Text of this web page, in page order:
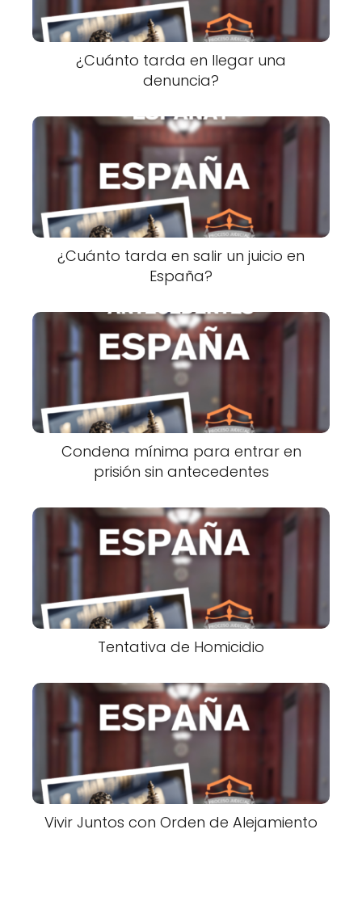
¿Cuánto tarda en llegar una
denuncia?
¿Cuánto tarda en salir un juicio en
España?
Condena mínima para entrar en
prisión sin antecedentes
Tentativa de Homicidio
Vivir Juntos con Orden de Alejamiento